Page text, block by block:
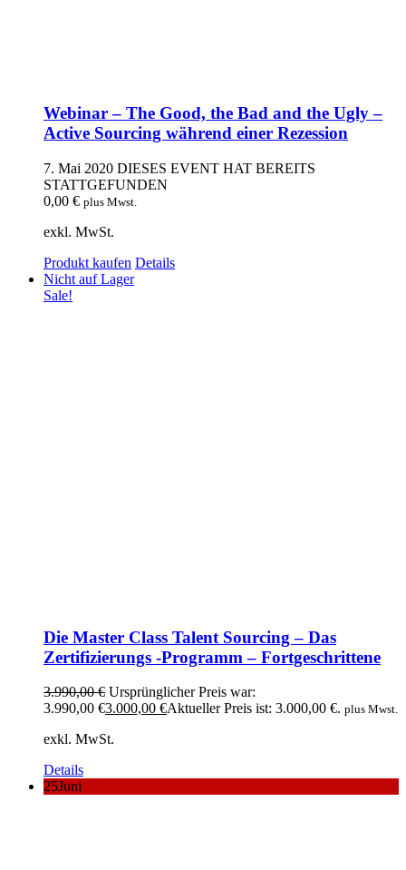
Webinar – The Good, the Bad and the Ugly –
Active Sourcing während einer Rezession
7. Mai 2020 DIESES EVENT HAT BEREITS
STATTGEFUNDEN
0,00 € plus Mwst.
exkl. MwSt.
Produkt kaufen Details
Nicht auf Lager
Sale!
Die Master Class Talent Sourcing – Das
Zertifizierungs -Programm – Fortgeschrittene
3.990,00€ Ursprünglicher Preis war:
3.990,00 €3.000,00 €Aktueller Preis ist: 3.000,00 €. plus Mwst.
exkl. MwSt.
Details
25Juni